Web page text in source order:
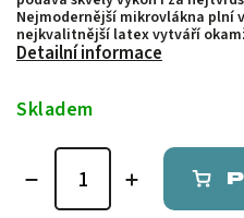
Nejmodernější mikrovlákna plní
nejkvalitnější latex vytváří
Detailní informace
Skladem